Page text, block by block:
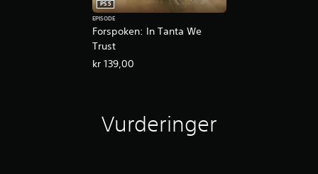
Forspoken: In Tanta We
Trust
PS5
EPISODE
kr 139,00
Vurderinger